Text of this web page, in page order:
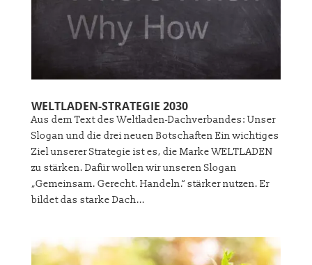
WELTLADEN-STRATEGIE 2030
Aus dem Text des Weltladen-Dachverbandes: Unser
Slogan und die drei neuen Botschaften Ein wichtiges
Ziel unserer Strategie ist es, die Marke WELTLADEN
zu stärken. Dafür wollen wir unseren Slogan
„Gemeinsam. Gerecht. Handeln.“ stärker nutzen. Er
bildet das starke Dach...